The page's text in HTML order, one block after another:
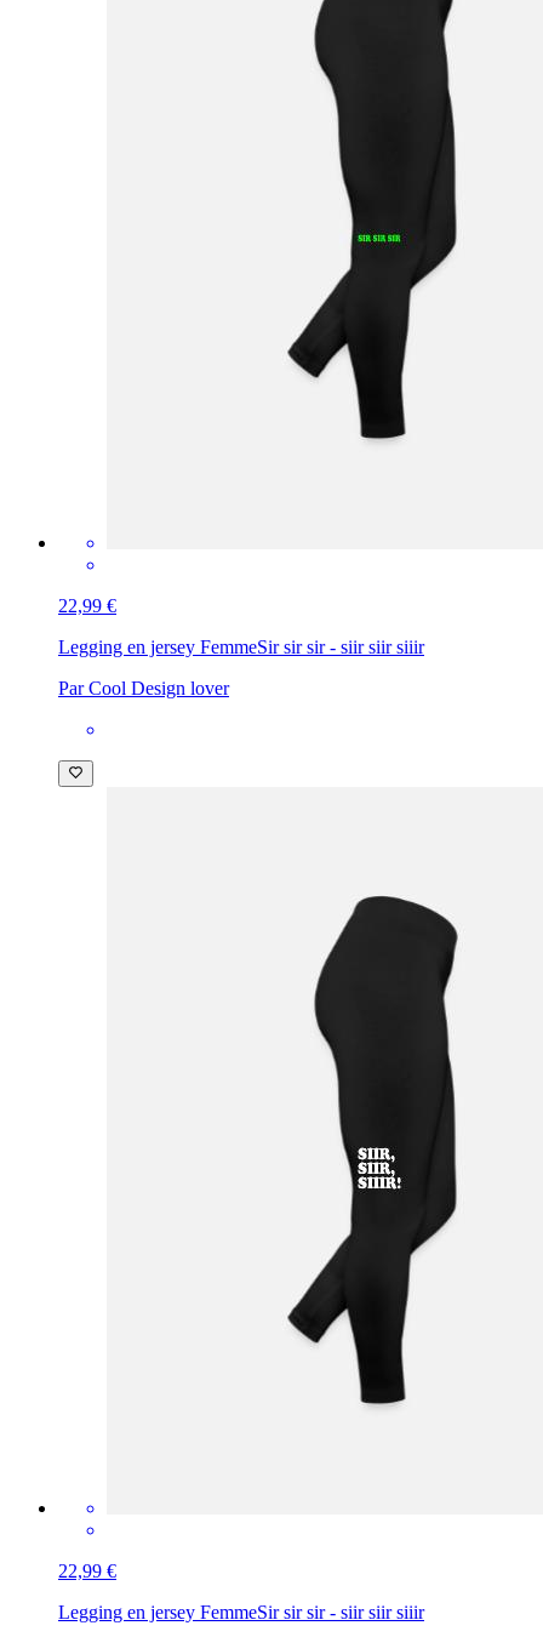
22,99 €
Legging en jersey FemmeSir sir sir - siir siir siiir
Par Cool Design lover
22,99 €
Legging en jersey FemmeSir sir sir - siir siir siiir